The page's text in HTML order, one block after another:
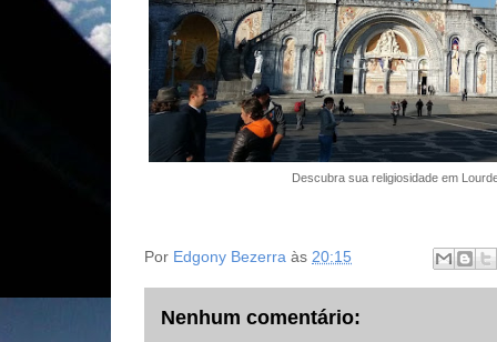
Descubra sua religiosidade em
Por Edgony Bezerra às 20:15
Nenhum comentário: